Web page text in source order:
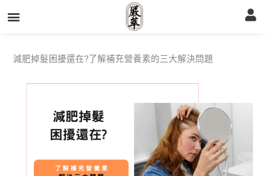
至
減肥掉髮困擾還在?了解補充營養素的三大解決問題